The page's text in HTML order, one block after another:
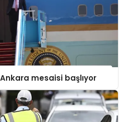
Ankara mesaisi başlıyor